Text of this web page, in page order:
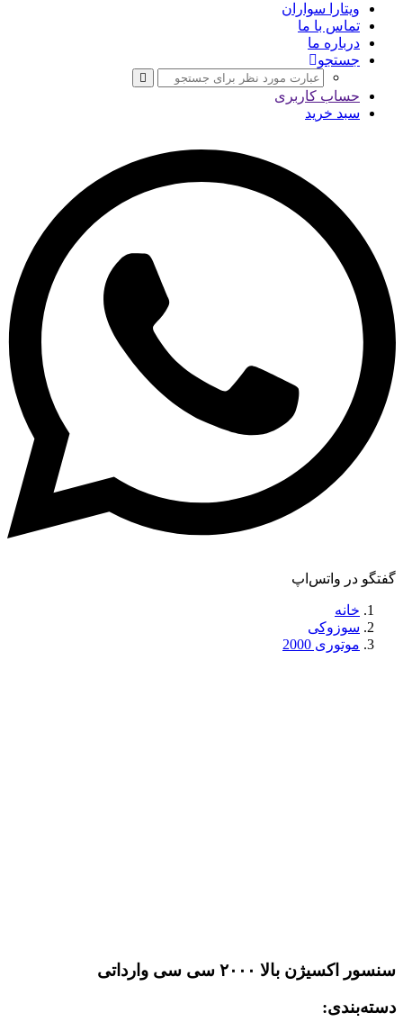
ویتارا سواران
تماس با ما
درباره ما
جستجو
حساب کاربری
سبد خرید
گفتگو در واتس‌اپ
خانه
سوزوکی
موتوری 2000
سنسور اکسیژن بالا ۲۰۰۰ سی سی وارداتی
دسته‌بندی: